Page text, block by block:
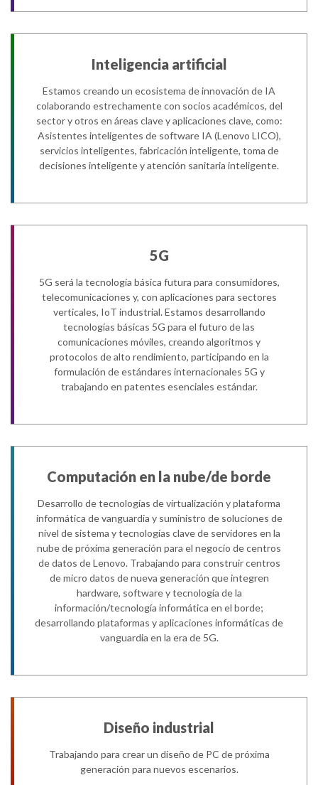
Inteligencia artificial
Estamos creando un ecosistema de innovación de IA
colaborando estrechamente con socios académicos, del
sector y otros en áreas clave y aplicaciones clave, como:
Asistentes inteligentes de software IA (Lenovo LICO),
servicios inteligentes, fabricación inteligente, toma de
decisiones inteligente y atención sanitaria inteligente.
5G
5G será la tecnología básica futura para consumidores,
telecomunicaciones y, con aplicaciones para sectores
verticales, IoT industrial. Estamos desarrollando
tecnologías básicas 5G para el futuro de las
comunicaciones móviles, creando algoritmos y
protocolos de alto rendimiento, participando en la
formulación de estándares internacionales 5G y
trabajando en patentes esenciales estándar.​
Computación en la nube/de borde
Desarrollo de tecnologías de virtualización y plataforma
informática de vanguardia y suministro de soluciones de
nivel de sistema y tecnologías clave de servidores en la
nube de próxima generación para el negocio de centros
de datos de Lenovo. Trabajando para construir centros
de micro datos de nueva generación que integren
hardware, software y tecnología de la
información/tecnología informática en el borde;
desarrollando plataformas y aplicaciones informáticas de
vanguardia en la era de 5G.
Diseño industrial
Trabajando para crear un diseño de PC de próxima
generación para nuevos escenarios.